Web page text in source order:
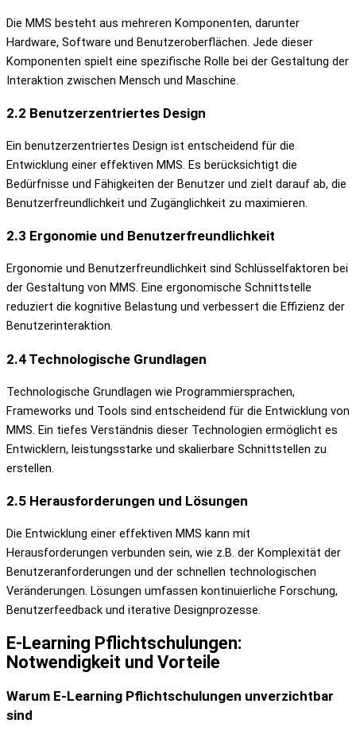
Die MMS besteht aus mehreren Komponenten, darunter
Hardware, Software und Benutzeroberflächen. Jede dieser
Komponenten spielt eine spezifische Rolle bei der Gestaltung der
Interaktion zwischen Mensch und Maschine.
2.2 Benutzerzentriertes Design
Ein benutzerzentriertes Design ist entscheidend für die
Entwicklung einer effektiven MMS. Es berücksichtigt die
Bedürfnisse und Fähigkeiten der Benutzer und zielt darauf ab, die
Benutzerfreundlichkeit und Zugänglichkeit zu maximieren.
2.3 Ergonomie und Benutzerfreundlichkeit
Ergonomie und Benutzerfreundlichkeit sind Schlüsselfaktoren bei
der Gestaltung von MMS. Eine ergonomische Schnittstelle
reduziert die kognitive Belastung und verbessert die Effizienz der
Benutzerinteraktion.
2.4 Technologische Grundlagen
Technologische Grundlagen wie Programmiersprachen,
Frameworks und Tools sind entscheidend für die Entwicklung von
MMS. Ein tiefes Verständnis dieser Technologien ermöglicht es
Entwicklern, leistungsstarke und skalierbare Schnittstellen zu
erstellen.
2.5 Herausforderungen und Lösungen
Die Entwicklung einer effektiven MMS kann mit
Herausforderungen verbunden sein, wie z.B. der Komplexität der
Benutzeranforderungen und der schnellen technologischen
Veränderungen. Lösungen umfassen kontinuierliche Forschung,
Benutzerfeedback und iterative Designprozesse.
E-Learning Pflichtschulungen:
Notwendigkeit und Vorteile
Warum E-Learning Pflichtschulungen unverzichtbar
sind